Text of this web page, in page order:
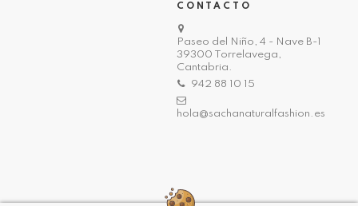
CONTACTO
Paseo del Niño, 4 - Nave B-1
39300 Torrelavega,
Cantabria.
942 88 10 15
hola@sachanaturalfashion.es